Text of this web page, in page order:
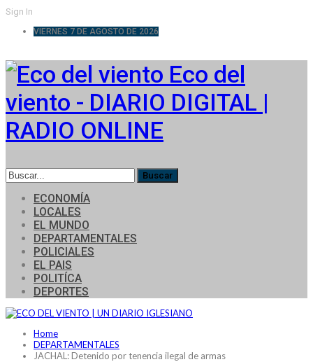
Sign In
VIERNES 7 DE AGOSTO DE 2026
Eco del
viento - DIARIO DIGITAL |
RADIO ONLINE
ECONOMÍA
LOCALES
EL MUNDO
DEPARTAMENTALES
POLICIALES
EL PAIS
POLITÍCA
DEPORTES
Home
DEPARTAMENTALES
JACHAL: Detenido por tenencia ilegal de armas